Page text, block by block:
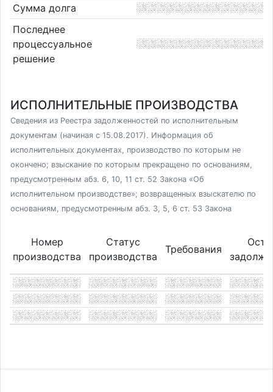
Сумма долга
Последнее
процессуальное
решение
ИСПОЛНИТЕЛЬНЫЕ ПРОИЗВОДСТВА
Сведения из Реестра задолженностей по исполнительным
документам (начиная с 15.08.2017). Информация об
исполнительных документах, производство по которым не
окончено; взыскание по которым прекращено по основаниям,
предусмотренным абз. 6, 10, 11 ст. 52 Закона «Об
исполнительном производстве»; возвращенных взыскателю по
основаниям, предусмотренным абз. 3, 5, 6 ст. 53 Закона
Номер
производства
Статус
производства
Требования